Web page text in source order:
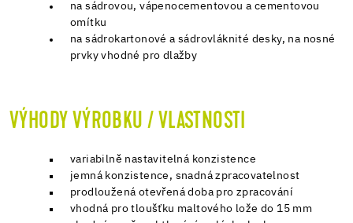
na sádrovou, vápenocementovou a cementovou
omítku
na sádrokartonové a sádrovláknité desky, na nosné
prvky vhodné pro dlažby
VÝHODY VÝROBKU / VLASTNOSTI
variabilně nastavitelná konzistence
jemná konzistence, snadná zpracovatelnost
prodloužená otevřená doba pro zpracování
vhodná pro tloušťku maltového lože do 15 mm